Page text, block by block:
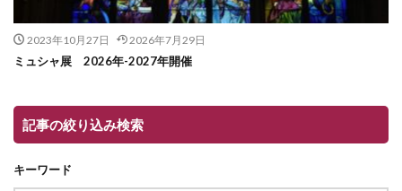
2023年10月27日 2026年7月29日
ミュシャ展 2026年-2027年開催
記事の絞り込み検索
キーワード